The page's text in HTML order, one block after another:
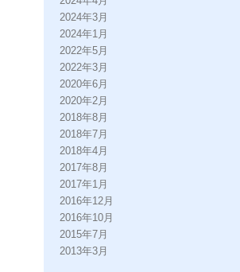
2024年3月
2024年1月
2022年5月
2022年3月
2020年6月
2020年2月
2018年8月
2018年7月
2018年4月
2017年8月
2017年1月
2016年12月
2016年10月
2015年7月
2013年3月